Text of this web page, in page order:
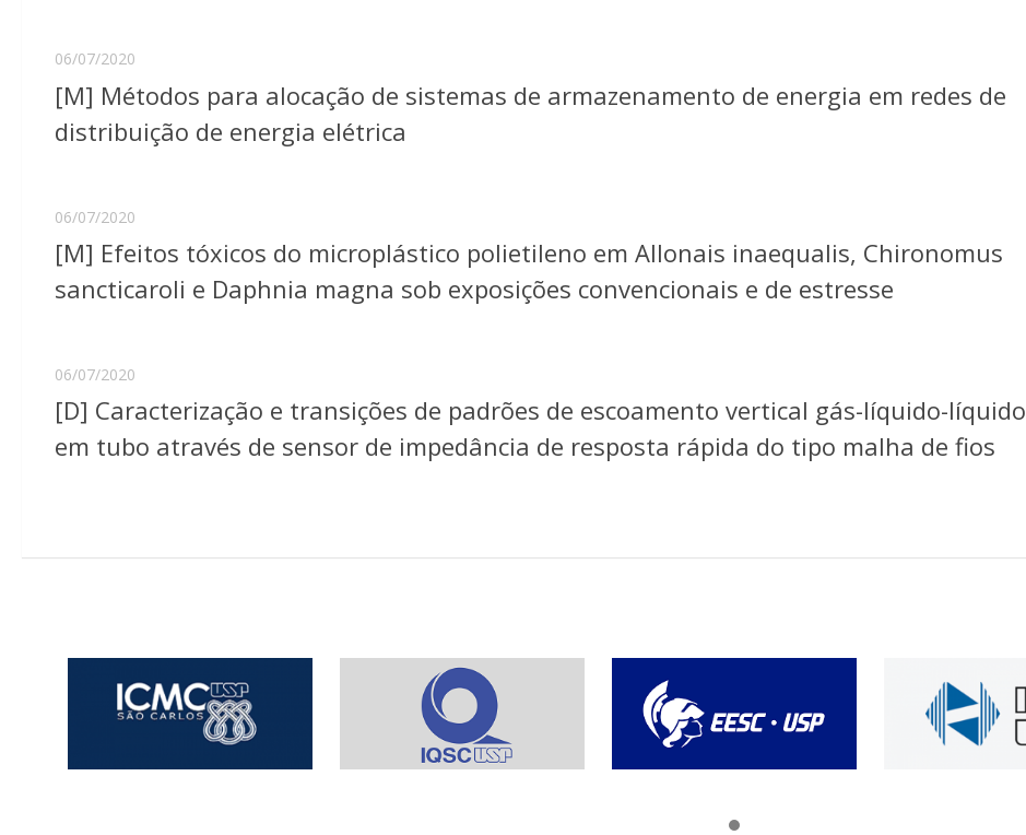
06/07/2020
[M] Métodos para alocação de sistemas de armazenamento de energia em redes de
distribuição de energia elétrica
06/07/2020
[M] Efeitos tóxicos do microplástico polietileno em Allonais inaequalis, Chironomus
sancticaroli e Daphnia magna sob exposições convencionais e de estresse
06/07/2020
[D] Caracterização e transições de padrões de escoamento vertical gás-líquido-líquido
em tubo através de sensor de impedância de resposta rápida do tipo malha de fios